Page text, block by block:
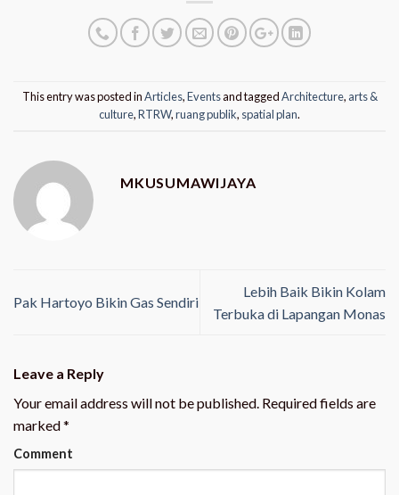
This entry was posted inArticles,Eventsand taggedArchitecture, arts &
culture,RTRW,ruang publik, spatial plan.
MKUSUMAWIJAYA
Pak Hartoyo Bikin Gas Sendiri
Lebih Baik Bikin Kolam
Terbuka di Lapangan Monas
Leave a Reply
Your email address will not be published. Required fields are
marked*
Comment